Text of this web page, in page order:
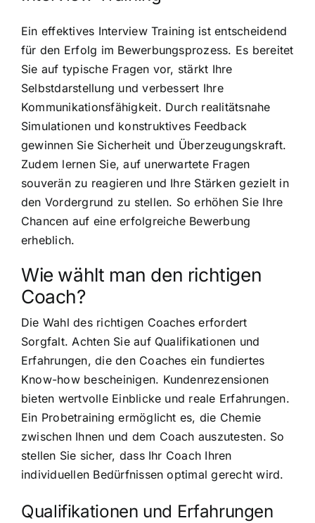
Ein effektives Interview Training ist entscheidend
für den Erfolg im Bewerbungsprozess. Es bereitet
Sie auf typische Fragen vor, stärkt Ihre
Selbstdarstellung und verbessert Ihre
Kommunikationsfähigkeit. Durch realitätsnahe
Simulationen und konstruktives Feedback
gewinnen Sie Sicherheit und Überzeugungskraft.
Zudem lernen Sie, auf unerwartete Fragen
souverän zu reagieren und Ihre Stärken gezielt in
den Vordergrund zu stellen. So erhöhen Sie Ihre
Chancen auf eine erfolgreiche Bewerbung
erheblich.
Wie wählt man den richtigen
Coach?
Die Wahl des richtigen Coaches erfordert
Sorgfalt. Achten Sie auf Qualifikationen und
Erfahrungen, die den Coaches ein fundiertes
Know-how bescheinigen. Kundenrezensionen
bieten wertvolle Einblicke und reale Erfahrungen.
Ein Probetraining ermöglicht es, die Chemie
zwischen Ihnen und dem Coach auszutesten. So
stellen Sie sicher, dass Ihr Coach Ihren
individuellen Bedürfnissen optimal gerecht wird.
Qualifikationen und Erfahrungen